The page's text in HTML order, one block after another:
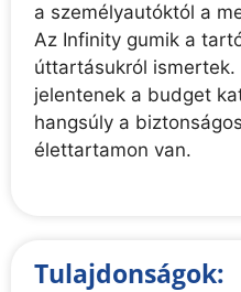
a személyautóktól a
Az Infinity gumik a
úttartásukról
jelentenek a budget
hangsúly a
élettartamon van.
Tulajdonságok: